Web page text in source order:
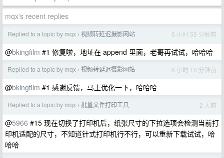
mqx's recent replies
Replied to a topic by mqx › 视频转延迟摄影网站 5 小时 55 分钟前
@bkingfilm #1 修复啦，地址在 append 里面，老哥再试试，哈哈哈
Replied to a topic by mqx › 视频转延迟摄影网站 6 小时 10 分钟前
@bkingfilm #1 感谢反馈，马上优化一下，哈哈哈
Replied to a topic by mqx › 批量文件打印工具 2 天前
@5966 #15 现在切换了打印机后，纸张尺寸的下拉选项会检测当前打
印机适配的尺寸，不知道针式打印机行不行，可以重新下载试试，哈
哈哈